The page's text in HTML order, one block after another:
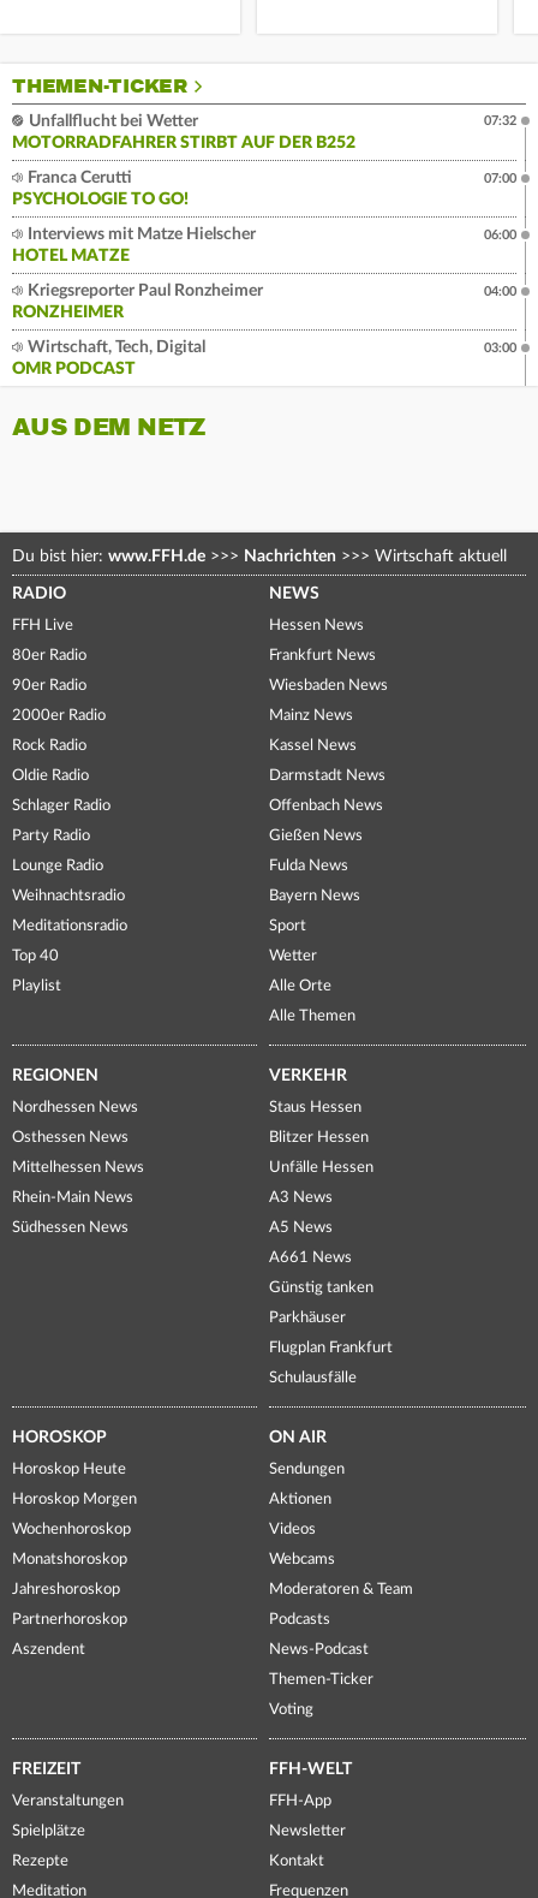
THEMEN-TICKER
Unfallflucht bei Wetter
MOTORRADFAHRER STIRBT AUF DER B252
07:32
Franca Cerutti
PSYCHOLOGIE TO GO!
07:00
Interviews mit Matze Hielscher
HOTEL MATZE
06:00
Kriegsreporter Paul Ronzheimer
RONZHEIMER
04:00
Wirtschaft, Tech, Digital
OMR PODCAST
03:00
AUS DEM NETZ
Du bist hier: www.FFH.de >>> Nachrichten >>> Wirtschaft aktuell
RADIO
FFH Live
80er Radio
90er Radio
2000er Radio
Rock Radio
Oldie Radio
Schlager Radio
Party Radio
Lounge Radio
Weihnachtsradio
Meditationsradio
Top 40
Playlist
NEWS
Hessen News
Frankfurt News
Wiesbaden News
Mainz News
Kassel News
Darmstadt News
Offenbach News
Gießen News
Fulda News
Bayern News
Sport
Wetter
Alle Orte
Alle Themen
REGIONEN
Nordhessen News
Osthessen News
Mittelhessen News
Rhein-Main News
Südhessen News
VERKEHR
Staus Hessen
Blitzer Hessen
Unfälle Hessen
A3 News
A5 News
A661 News
Günstig tanken
Parkhäuser
Flugplan Frankfurt
Schulausfälle
HOROSKOP
Horoskop Heute
Horoskop Morgen
Wochenhoroskop
Monatshoroskop
Jahreshoroskop
Partnerhoroskop
Aszendent
ON AIR
Sendungen
Aktionen
Videos
Webcams
Moderatoren & Team
Podcasts
News-Podcast
Themen-Ticker
Voting
FREIZEIT
Veranstaltungen
Spielplätze
Rezepte
Meditation
FFH-WELT
FFH-App
Newsletter
Kontakt
Frequenzen